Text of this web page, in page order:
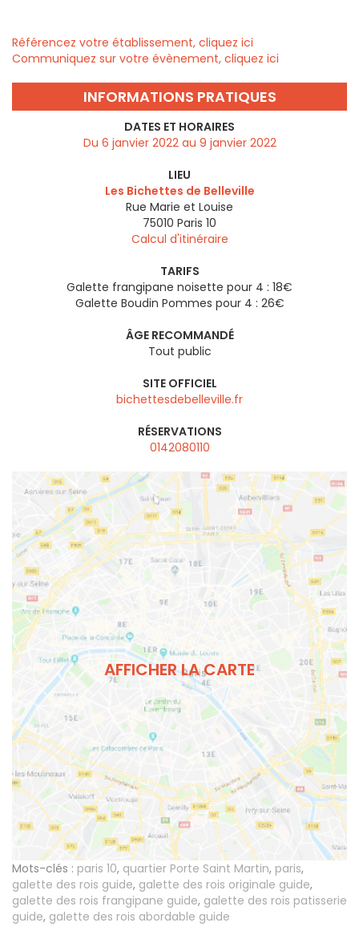
Référencez votre établissement, cliquez ici
Communiquez sur votre évènement, cliquez ici
INFORMATIONS PRATIQUES
DATES ET HORAIRES
Du 6 janvier 2022 au 9 janvier 2022
LIEU
Les Bichettes de Belleville
Rue Marie et Louise
75010 Paris 10
Calcul d'itinéraire
TARIFS
Galette frangipane noisette pour 4 : 18€
Galette Boudin Pommes pour 4 : 26€
ÂGE RECOMMANDÉ
Tout public
SITE OFFICIEL
bichettesdebelleville.fr
RÉSERVATIONS
0142080110
AFFICHER LA CARTE
Mots-clés : paris 10, quartier Porte Saint Martin, paris,
galette des rois guide, galette des rois originale guide,
galette des rois frangipane guide, galette des rois patisserie
guide, galette des rois abordable guide